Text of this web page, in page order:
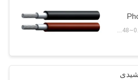
US$0.48~0.74 per meter MOQ:3000 متر